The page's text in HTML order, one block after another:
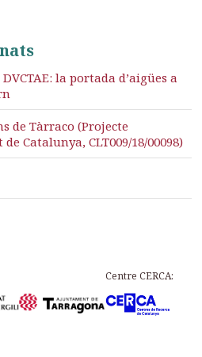
DVCTAE: la portada d’aigües a
de Tàrraco (Projecte
Catalunya, CLT009/18/00098)
Centre CERCA: